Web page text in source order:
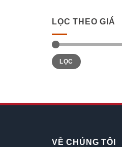
LỌC THEO GIÁ
Giá
tối
thiểu
Giá
tối
đa
LỌC
VỀ CHÚNG TÔI